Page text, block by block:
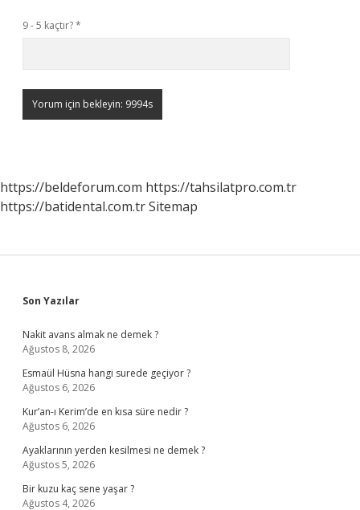
9 - 5 kaçtır?*
https://beldeforum.com https://tahsilatpro.com.tr
https://batidental.com.trSitemap
Sidebar
Son Yazılar
Nakit avans almak ne demek ?
Ağustos 8, 2026
Esmaül Hüsna hangi surede geçiyor ?
Ağustos 6, 2026
Kur’an-ı Kerim’de en kısa süre nedir ?
Ağustos 6, 2026
Ayaklarının yerden kesilmesi ne demek ?
Ağustos 5, 2026
Bir kuzu kaç sene yaşar ?
Ağustos 4, 2026